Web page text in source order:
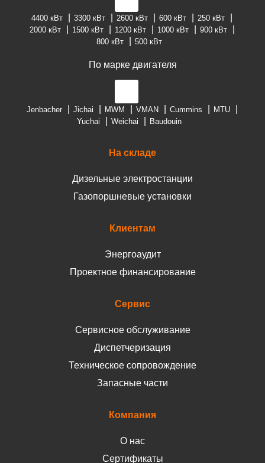
4400 кВт 3300 кВт 2600 кВт 600 кВт
250 кВт
2000 кВт
1500 кВт 1200 кВт 1000 кВт
900 кВт
800 кВт
500 кВт
По марке двигателя
Jenbacher Jichai MWM VMAN Cummins
MTU
Yuchai
Weichai Baudouin
На складе
Дизельные электростанции
Газопоршневые установки
Клиентам
Энергоаудит
Проектное финансирование
Сервис
Сервисное обслуживание
Диспетчеризация
Техническое сопровождение
Запасные части
Компания
О нас
Сертификаты